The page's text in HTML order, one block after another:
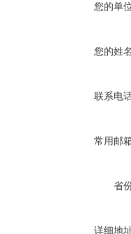
您的单
您的姓
联系电
常用邮
省
详细地